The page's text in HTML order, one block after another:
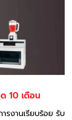
10 เดือน
รงานเรียบร้อย รับ